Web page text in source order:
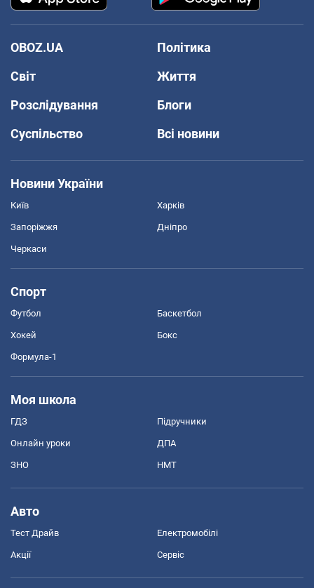
OBOZ.UA
Політика
Світ
Життя
Розслідування
Блоги
Суспільство
Всі новини
Новини України
Київ Харків
Запоріжжя Дніпро
Черкаси
Спорт
Футбол Баскетбол
Хокей Бокс
Формула-1
Моя школа
ГДЗ Підручники
Онлайн уроки ДПА
ЗНО НМТ
Авто
Тест Драйв Електромобілі
Акції Сервіс